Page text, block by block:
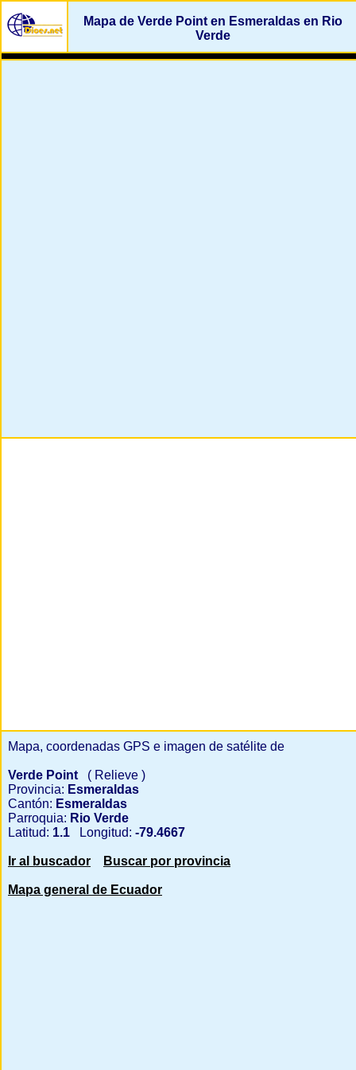
Mapa de Verde Point en Esmeraldas en Rio
Verde
Mapa, coordenadas GPS e imagen de satélite de
Verde Point
( Relieve )
Provincia: Esmeraldas
Cantón: Esmeraldas
Parroquia: Rio Verde
Latitud: 1.1 Longitud: -79.4667
Ir al buscador Buscar por provincia
Mapa general de Ecuador